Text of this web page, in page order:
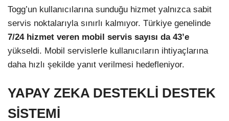
Togg’un kullanıcılarına sunduğu hizmet yalnızca sabit
servis noktalarıyla sınırlı kalmıyor. Türkiye genelinde
7/24 hizmet veren mobil servis sayısı da 43’e
yükseldi. Mobil servislerle kullanıcıların ihtiyaçlarına
daha hızlı şekilde yanıt verilmesi hedefleniyor.
YAPAY ZEKA DESTEKLİ DESTEK
SİSTEMİ